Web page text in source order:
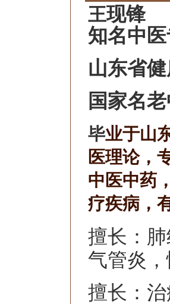
王现锋
知名中
山东省
国家名
毕业于山
医理论，
中医中药
疗疾病，
擅长：
气管炎
擅长：